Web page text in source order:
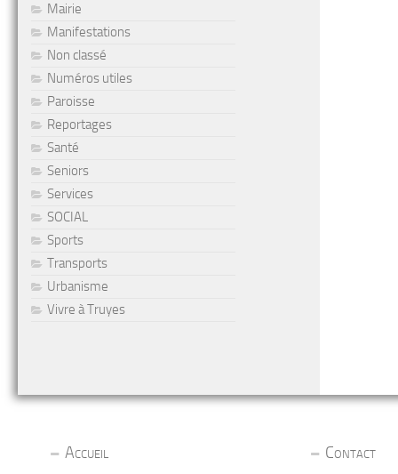
Mairie
Manifestations
Non classé
Numéros utiles
Paroisse
Reportages
Santé
Seniors
Services
SOCIAL
Sports
Transports
Urbanisme
Vivre à Truyes
Accueil
Contact